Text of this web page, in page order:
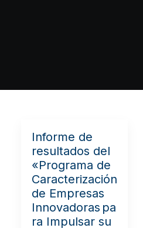
Informe de
resultados del
«Programa de
Caracterización
de Empresas
Innovadoras pa
ra Impulsar su